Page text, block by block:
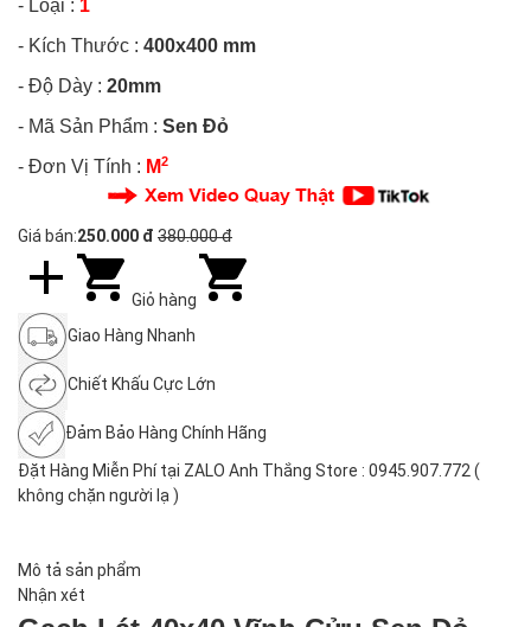
- Loại : 1
- Kích Thước : 400x400 mm
- Độ Dày : 20mm
- Mã Sản Phẩm : Sen Đỏ
- Đơn Vị Tính : M2
Giá bán:250.000 đ 380.000 đ
Giỏ hàng
Giao Hàng Nhanh
Chiết Khấu Cực Lớn
Đảm Bảo Hàng Chính Hãng
Đặt Hàng Miễn Phí tại ZALO Anh Thắng Store : 0945.907.772 (
không chặn người lạ )
Mô tả sản phẩm
Nhận xét